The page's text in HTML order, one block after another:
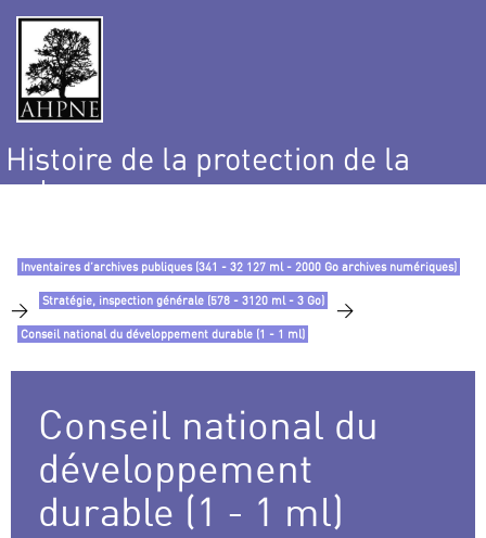
Histoire de la protection de la
nature
Inventaires d’archives publiques (341 - 32 127 ml - 2000 Go archives numériques)
> Stratégie, inspection générale (578 - 3120 ml - 3 Go) >
Conseil national du développement durable (1 - 1 ml)
Conseil national du
développement
durable (1 - 1 ml)